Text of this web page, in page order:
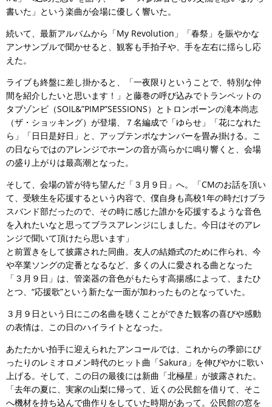
書いた」という楽曲が会場に優しく響いた。
続いて、最新アルバムから「My Revolution」「春祭」を賑やかな
アンサンブルで聞かせると、観客も手拍子や、手を左右に揺らし応
えた。
ライブも終盤に差し掛かると、「一夜限りということで、特別な仲
間を紹介したいと思います！」と藤巻の呼び込みでトランペットの
タブゾンビ（SOIL&”PIMP”SESSIONS）とトロンボーンの滝本尚志
（ザ・ショッキング）が登場、７名編成で「ゆらせ」「花になれた
ら」「日日是好日」と、アップテンポなナンバーを畳み掛ける。こ
の日ならではのアレンジでホーンの音が高らかに鳴り響くと、会場
の盛り上がりは最高潮となった。
そして、会場の皆が待ち望んだ「３月９日」へ。「CMのお話を頂い
て、受験生を応援するという内容で、僕自身も高校1年の時だけブラ
スバンド部だったので、その時に感じた誰かを応援するような音色
を入れたいなと思ってブラスアレンジにしました。今日はそのアレ
ンジで聞いて頂けたら思います」
と前置きをして披露された同曲。友人の結婚式のために作られ、今
や卒業ソングの定番となるなど、多くの人に愛される曲となった
「３月９日」は、管楽器の音色がもたらす高揚感によって、またひ
とつ、“応援歌”という新たな一面が加わったものとなっていた。
３月９日という日にこの名曲を聴くことができた観客の喜びや感動
の表情は、この日のハイライトとなった。
あたたかい拍手に迎えられたアンコールでは、これからの季節にぴ
ったりのレミオロメン時代のヒット曲「Sakura」を伸びやかに歌い
上げる。そして、この日の最後には新曲「北極星」が披露された。
「去年の夏に、実家の山梨に帰って、近くの公民館を借りて、そこ
へ機材を持ち込んで曲作りをしていた時期があって。公民館の窓を